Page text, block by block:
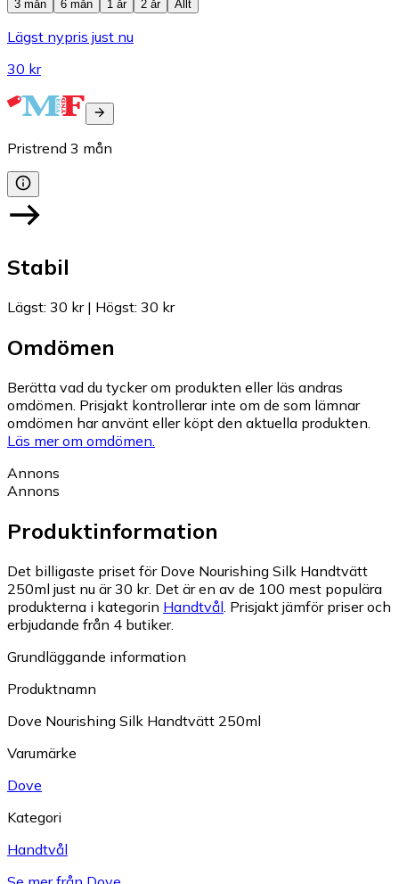
3 mån
6 mån 1 år 2 år Allt
Lägst nypris just nu
30 kr
Pristrend 3 mån
Stabil
Lägst: 30 kr| Högst: 30 kr
Omdömen
Berätta vad du tycker om produkten eller läs andras
omdömen. Prisjakt kontrollerar inte om de som lämnar
omdömen har använt eller köpt den aktuella produkten.
Läs mer om omdömen.
Annons
Annons
Produktinformation
Det billigaste priset för Dove Nourishing Silk Handtvätt
250ml just nu är 30 kr. Det är en av de 100 mest populära
produkterna i kategorin Handtvål. Prisjakt jämför priser och
erbjudande från 4 butiker.
Grundläggande information
Produktnamn
Dove Nourishing Silk Handtvätt 250ml
Varumärke
Dove
Kategori
Handtvål